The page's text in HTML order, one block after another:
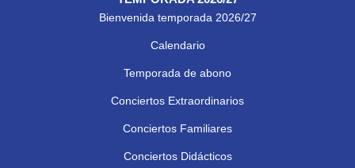
Bienvenida temporada 2026/27
Calendario
Temporada de abono
Conciertos Extraordinarios
Conciertos Familiares
Conciertos Didácticos